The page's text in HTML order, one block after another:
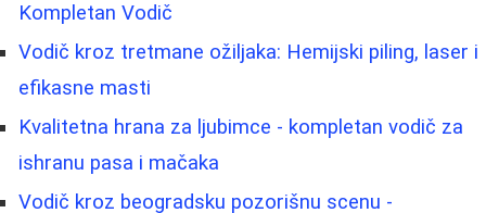
Kompletan Vodič
Vodič kroz tretmane ožiljaka: Hemijski piling, laser i
efikasne masti
Kvalitetna hrana za ljubimce - kompletan vodič za
ishranu pasa i mačaka
Vodič kroz beogradsku pozorišnu scenu -